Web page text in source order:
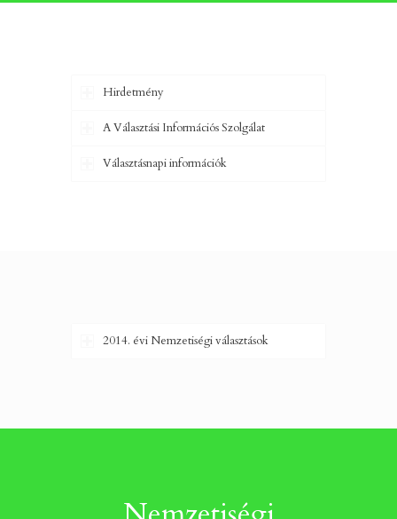
Hirdetmény
A Választási Információs Szolgálat
Választásnapi információk
2014. évi Nemzetiségi választások